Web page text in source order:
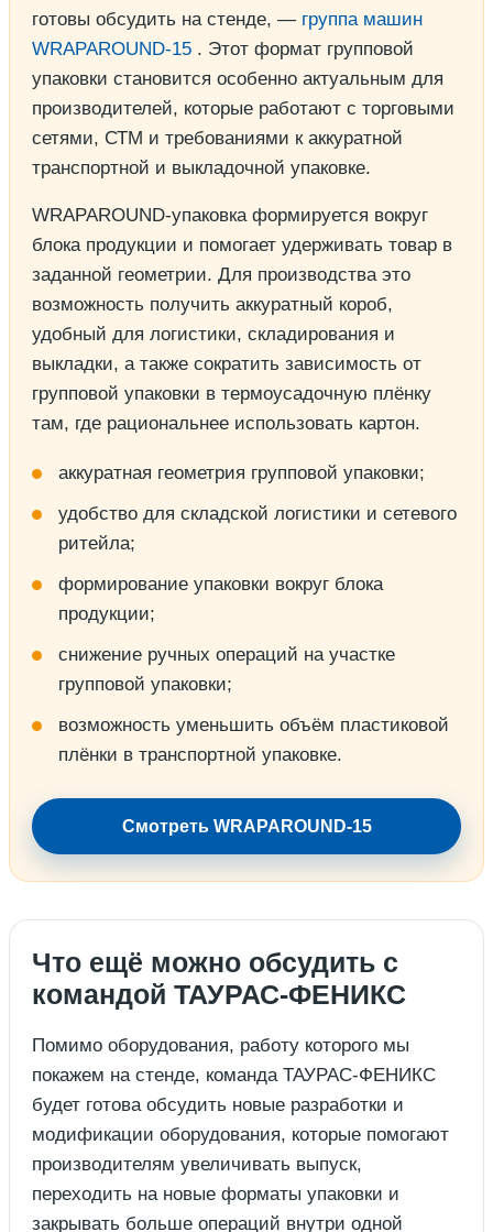
готовы обсудить на стенде, — группа машин
WRAPAROUND-15 . Этот формат групповой
упаковки становится особенно актуальным для
производителей, которые работают с торговыми
сетями, СТМ и требованиями к аккуратной
транспортной и выкладочной упаковке.
WRAPAROUND-упаковка формируется вокруг
блока продукции и помогает удерживать товар в
заданной геометрии. Для производства это
возможность получить аккуратный короб,
удобный для логистики, складирования и
выкладки, а также сократить зависимость от
групповой упаковки в термоусадочную плёнку
там, где рациональнее использовать картон.
аккуратная геометрия групповой упаковки;
удобство для складской логистики и сетевого
ритейла;
формирование упаковки вокруг блока
продукции;
снижение ручных операций на участке
групповой упаковки;
возможность уменьшить объём пластиковой
плёнки в транспортной упаковке.
Смотреть WRAPAROUND-15
Что ещё можно обсудить с
командой ТАУРАС-ФЕНИКС
Помимо оборудования, работу которого мы
покажем на стенде, команда ТАУРАС-ФЕНИКС
будет готова обсудить новые разработки и
модификации оборудования, которые помогают
производителям увеличивать выпуск,
переходить на новые форматы упаковки и
закрывать больше операций внутри одной